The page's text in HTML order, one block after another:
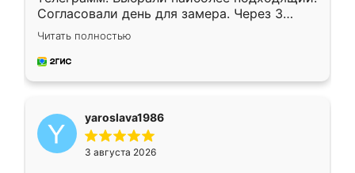
Согласовали день для замера. Через 3
недели кухня была уже готова. Остались
довольны работой. Спасибо Ренессанс
мебель за качественную работу!
Читать полностью
yaroslava1986
3 августа 2026